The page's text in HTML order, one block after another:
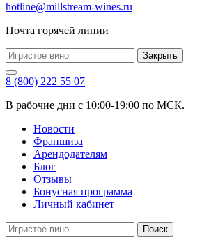
hotline@millstream-wines.ru
Почта горячей линии
Закрыть
8 (800) 222 55 07
В рабочие дни с 10:00-19:00 по МСК.
Новости
Франшиза
Арендодателям
Блог
Отзывы
Бонусная программа
Личный кабинет
Поиск